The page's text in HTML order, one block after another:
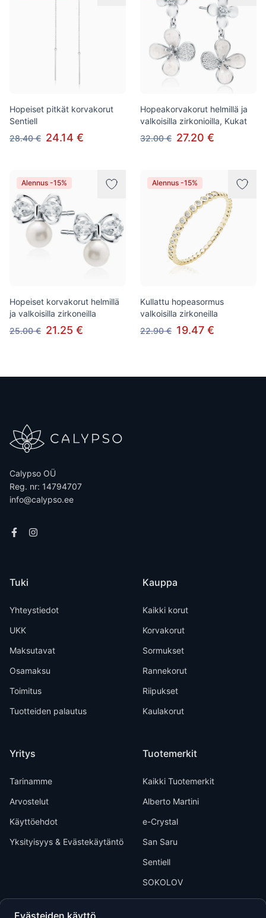
Hopeiset pitkät korvakorut
Sentiell
28.40 € 24.14 €
Hopeakorvakorut helmillä ja
valkoisilla zirkonioilla, Kukat
32.00 € 27.20 €
Alennus -15%
Hopeiset korvakorut helmillä
ja valkoisilla zirkoneilla
25.00 € 21.25 €
Alennus -15%
Kullattu hopeasormus
valkoisilla zirkoneilla
22.90 € 19.47 €
Calypso OÜ
Reg. nr: 14794707
info@calypso.ee
Tuki
Yhteystiedot
UKK
Maksutavat
Osamaksu
Toimitus
Tuotteiden palautus
Yritys
Tarinamme
Arvostelut
Käyttöehdot
Yksityisyys & Evästekäytäntö
Kauppa
Kaikki korut
Korvakorut
Sormukset
Rannekorut
Riipukset
Kaulakorut
Tuotemerkit
Kaikki Tuotemerkit
Alberto Martini
e-Crystal
San Saru
Sentiell
SOKOLOV
Evästeiden käyttö